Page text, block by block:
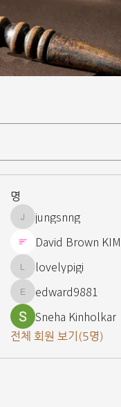
명
jungsnng
jungsnng
David Brown KIM
lovelypigi
lovelypigi
edward9881
edward9881
Sneha Kinholkar
전체 회원 보기(5명)